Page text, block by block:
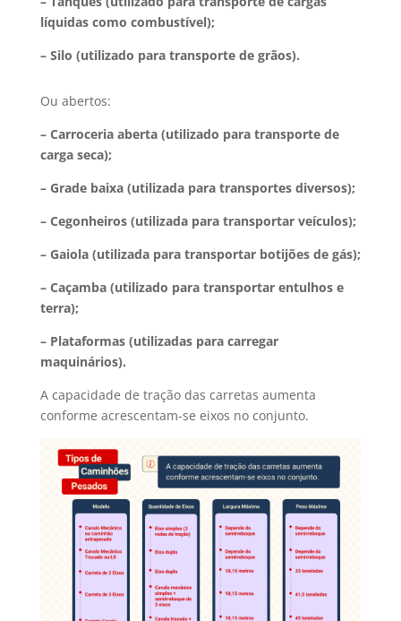
líquidas como combustível);
– Silo (utilizado para transporte de grãos).
Ou abertos:
– Carroceria aberta (utilizado para transporte de
carga seca);
– Grade baixa (utilizada para transportes diversos);
– Cegonheiros (utilizada para transportar veículos);
– Gaiola (utilizada para transportar botijões de gás);
– Caçamba (utilizado para transportar entulhos e
terra);
– Plataformas (utilizadas para carregar
maquinários).
A capacidade de tração das carretas aumenta
conforme acrescentam-se eixos no conjunto.